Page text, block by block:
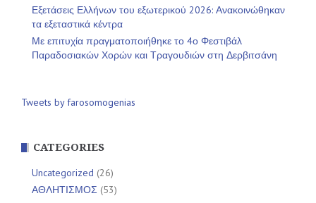
Εξετάσεις Ελλήνων του εξωτερικού 2026: Ανακοινώθηκαν
τα εξεταστικά κέντρα
Με επιτυχία πραγματοποιήθηκε το 4ο Φεστιβάλ
Παραδοσιακών Χορών και Τραγουδιών στη Δερβιτσάνη
Tweets by farosomogenias
CATEGORIES
Uncategorized (26)
ΑΘΛΗΤΙΣΜΟΣ (53)